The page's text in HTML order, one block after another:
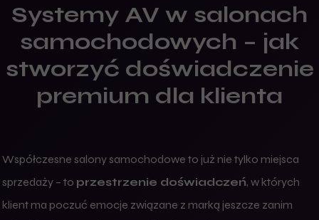
Systemy AV w salonach
samochodowych – jak
stworzyć doświadczenie
premium dla klienta
Współczesne salony samochodowe to już nie tylko miejsca
sprzedaży – to przestrzenie doświadczeń, w których
klient ma poczuć emocje związane z marką jeszcze zanim